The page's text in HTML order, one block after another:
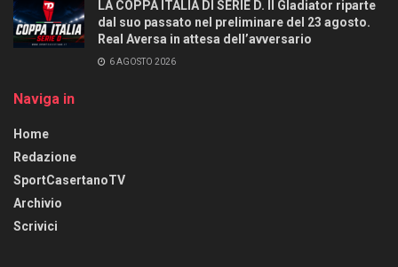
LA COPPA ITALIA DI SERIE D. Il Gladiator riparte
dal suo passato nel preliminare del 23 agosto.
Real Aversa in attesa dell’avversario
6 AGOSTO 2026
Naviga in
Home
Redazione
SportCasertanoTV
Archivio
Scrivici